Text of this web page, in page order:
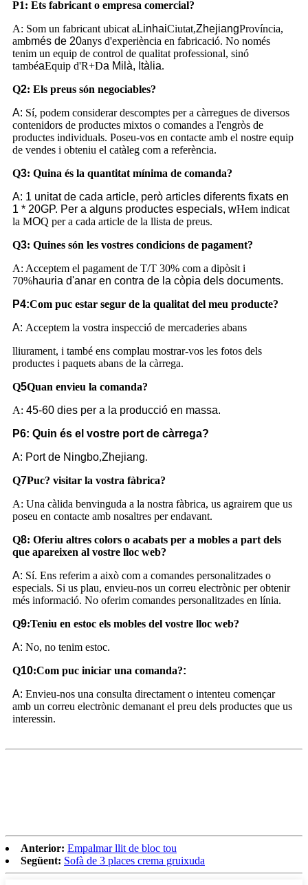
P1: Ets fabricant o empresa comercial?
A: Som un fabricant ubicat a LinhaiCiutat,ZhejiangProvíncia,
ambmés de 20anys d'experiència en fabricació. No només
tenim un equip de control de qualitat professional, sinó
tambéaEquip d'R+Da Milà, Itàlia.
Q2: Els preus són negociables?
A: Sí, podem considerar descomptes per a càrregues de diversos
contenidors de productes mixtos o comandes a l'engròs de
productes individuals. Poseu-vos en contacte amb el nostre equip
de vendes i obteniu el catàleg com a referència.
Q3: Quina és la quantitat mínima de comanda?
A: 1 unitat de cada article, però articles diferents fixats en
1 * 20GP. Per a alguns productes especials, wHem indicat
la MOQ per a cada article de la llista de preus.
Q3: Quines són les vostres condicions de pagament?
A: Acceptem el pagament de T/T 30% com a dipòsit i
70%hauria d'anar en contra de la còpia dels documents.
P4:Com puc estar segur de la qualitat del meu producte?
A: Acceptem la vostra inspecció de mercaderies abans
lliurament, i també ens complau mostrar-vos les fotos dels
productes i paquets abans de la càrrega.
Q5Quan envieu la comanda?
A: 45-60 dies per a la producció en massa.
P6: Quin és el vostre port de càrrega?
A: Port de Ningbo,Zhejiang.
Q7Puc? visitar la vostra fàbrica?
A: Una càlida benvinguda a la nostra fàbrica, us agrairem que us
poseu en contacte amb nosaltres per endavant.
Q8: Oferiu altres colors o acabats per a mobles a part dels
que apareixen al vostre lloc web?
A: Sí. Ens referim a això com a comandes personalitzades o
especials. Si us plau, envieu-nos un correu electrònic per obtenir
més informació. No oferim comandes personalitzades en línia.
Q9:Teniu en estoc els mobles del vostre lloc web?
A: No, no tenim estoc.
Q10:Com puc iniciar una comanda?:
A: Envieu-nos una consulta directament o intenteu començar
amb un correu electrònic demanant el preu dels productes que us
interessin.
Anterior: Empalmar llit de bloc tou
Següent: Sofà de 3 places crema gruixuda